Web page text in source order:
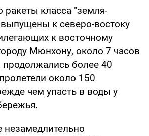
ракеты класса "земля-
к северо-востоку
к восточному
Мюнхону, около 7 часов
продолжались более 40
около 150
чем упасть в воды у